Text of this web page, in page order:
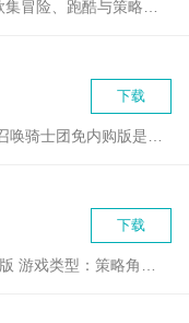
下载
下载